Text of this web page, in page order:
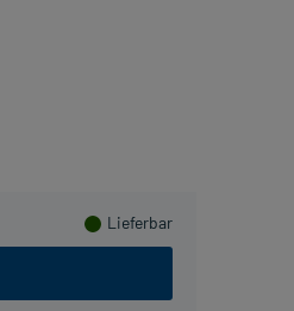
Lieferbar